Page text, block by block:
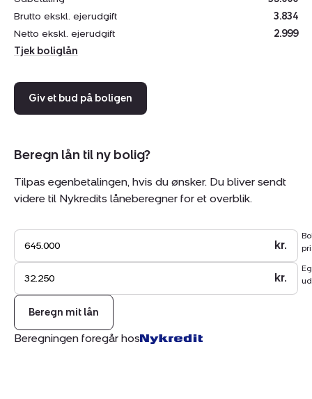
ved Feddet gør beliggenheden til noget helt særligt. Der
er yderligere også kun ca. 15 minutters kørsel til
Næstved, som byder på et væld af specialforretninger,
Næstved Storcenter, Suså og et charmerende og
Summa summarum: Dejlig grund med super
og der må bygges i 1½ plan op til 8,5 meters højde.
Det er ikke tilladt at bygge
Brutto ekskl. ejerudgift
3.834
Netto ekskl. ejerudgift
2.999
Tjek boliglån
Giv et bud på boligen
Beregn lån til ny bolig?
Tilpas egenbetalingen, hvis du ønsker. Du bliver sendt
videre til Nykredits låneberegner for et overblik.
kr.
kr.
Beregn mit lån
Beregningen foregår hos